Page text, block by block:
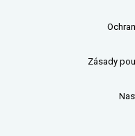
Zásady